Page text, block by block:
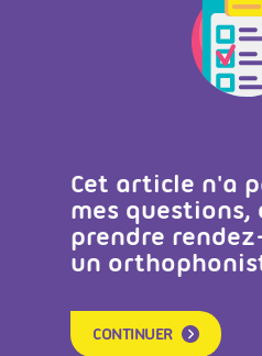
Cet article n'a
mes questions,
prendre
un
CONTINUER